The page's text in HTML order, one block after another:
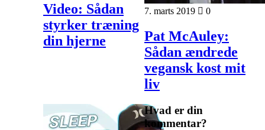
Video: Sådan
styrker træning
din hjerne
7. marts 2019 0
Pat McAuley:
Sådan ændrede
vegansk kost mit
liv
Hvad er din
kommentar?